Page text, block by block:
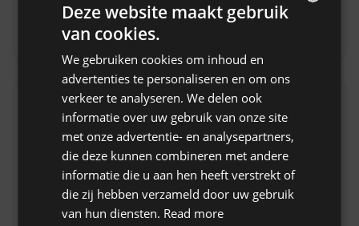
Niet-restitueerbare reservering
Locatie
Grodziczno, Woiwodschap warmińsko-mazurskie,
Polen
GERMAN
ITALIAN
FRENCH
CZECH
Deze website maakt gebruik
van cookies.
We gebruiken cookies om inhoud en
advertenties te personaliseren en om ons
verkeer te analyseren. We delen ook
informatie over uw gebruik van onze site
met onze advertentie- en analysepartners,
die deze kunnen combineren met andere
informatie die u aan hen heeft verstrekt of
die zij hebben verzameld door uw gebruik
van hun diensten. Read more